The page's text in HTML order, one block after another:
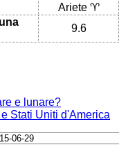
Ariete ♈
9.6
e lunare?
Stati Uniti d'America
06-29